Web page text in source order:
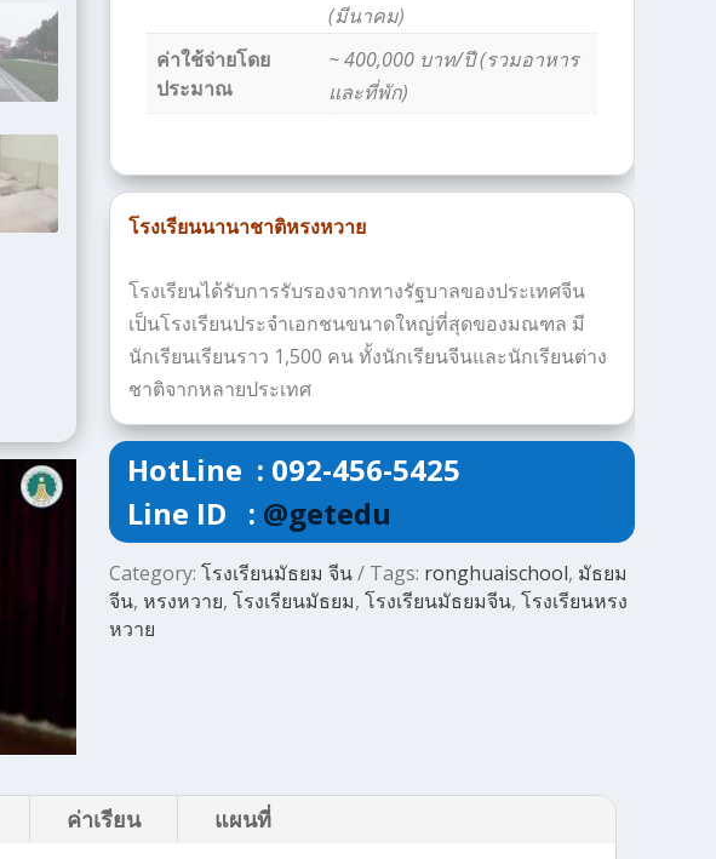
(มีนาคม)
ค่าใช้จ่ายโดย
ประมาณ
~ 400,000 บาท/ปี (รวมอาหาร
และที่พัก)
โรงเรียนนานาชาติหรงหวาย
โรงเรียนได้รับการรับรองจากทางรัฐบาลของประเทศจีน
เป็นโรงเรียนประจำเอกชนขนาดใหญ่ที่สุดของมณฑล มี
นักเรียนเรียนราว 1,500 คน ทั้งนักเรียนจีนและนักเรียนต่าง
ชาติจากหลายประเทศ
HotLine : 092-456-5425
Line ID : @getedu
Category: โรงเรียนมัธยม จีน Tags: ronghuaischool, มัธยม
จีน, หรงหวาย, โรงเรียนมัธยม, โรงเรียนมัธยมจีน, โรงเรียนหรง
หวาย
ค่าเรียน แผนที่